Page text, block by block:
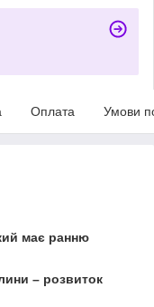
Оплата Умови
має ранню
– розвиток